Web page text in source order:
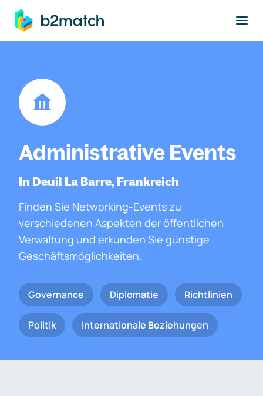
springen
Administrative Events
In Deuil La Barre, Frankreich
Finden Sie Networking-Events zu
verschiedenen Aspekten der öffentlichen
Verwaltung und erkunden Sie günstige
Geschäftsmöglichkeiten.
Governance Diplomatie Richtlinien
Politik Internationale Beziehungen